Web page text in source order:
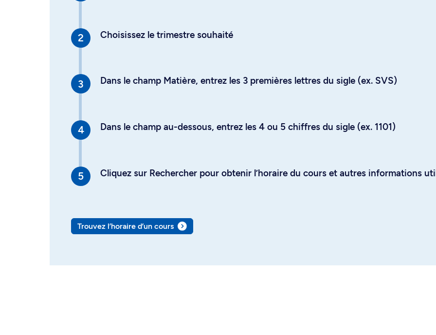
Choisissez le trimestre souhaité
Dans le champ Matière, entrez les 3 premières lettres du sigle (ex. SVS)
Dans le champ au-dessous, entrez les 4 ou 5 chiffres du sigle (ex. 1101)
Cliquez sur Rechercher pour obtenir l’horaire du cours et autres informations
Trouvez l’horaire d’un cours